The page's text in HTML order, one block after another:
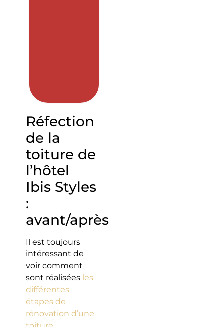
Réfection
de la
toiture de
l’hôtel
Ibis Styles
:
avant/après
Il est toujours
intéressant de
voir comment
sont réalisées les
différentes
étapes de
rénovation d’une